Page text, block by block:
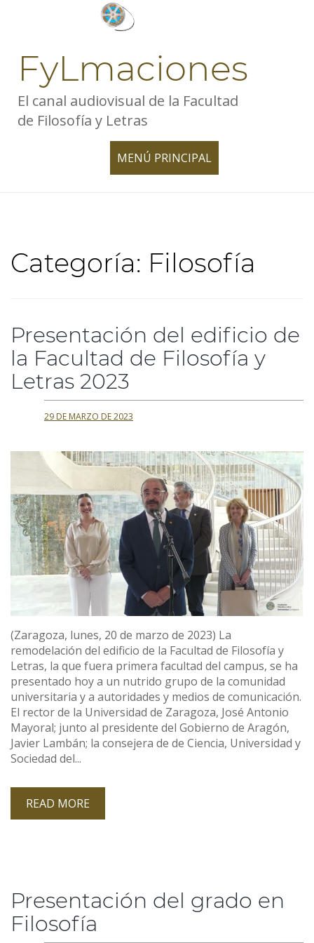
FyLmaciones
El canal audiovisual de la Facultad
de Filosofía y Letras
MENÚ PRINCIPAL
TOGGLE
Categoría: Filosofía
Presentación del edificio de
la Facultad de Filosofía y
Letras 2023
29 DE MARZO DE 2023
(Zaragoza, lunes, 20 de marzo de 2023) La
remodelación del edificio de la Facultad de Filosofía y
Letras, la que fuera primera facultad del campus, se ha
presentado hoy a un nutrido grupo de la comunidad
universitaria y a autoridades y medios de comunicación.
El rector de la Universidad de Zaragoza, José Antonio
Mayoral; junto al presidente del Gobierno de Aragón,
Javier Lambán; la consejera de de Ciencia, Universidad y
Sociedad del...
READ MORE
Presentación del grado en
Filosofía